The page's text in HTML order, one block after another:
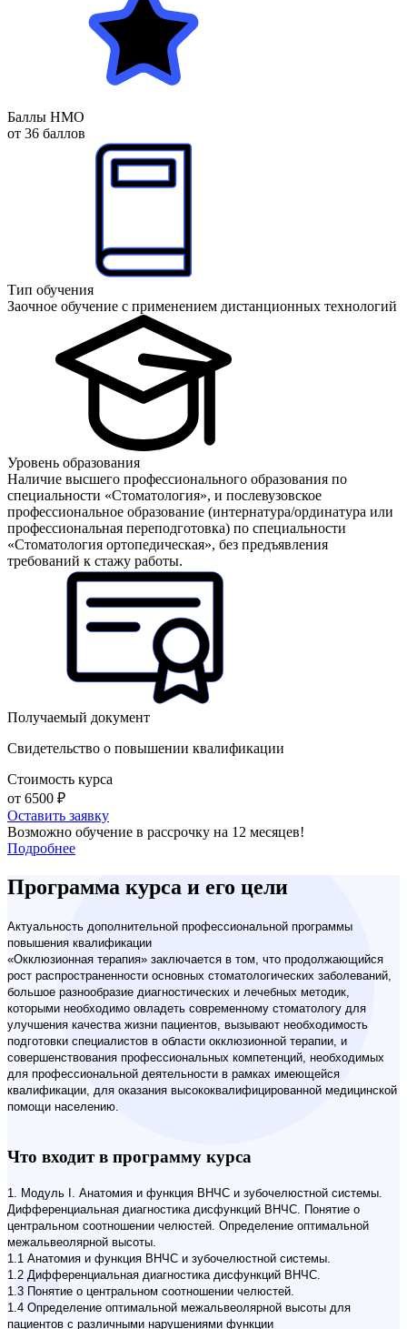
Баллы НМО
от 36 баллов
Тип обучения
Заочное обучение с применением дистанционных технологий
Уровень образования
Наличие высшего профессионального образования по
специальности «Стоматология», и послевузовское
профессиональное образование (интернатура/ординатура или
профессиональная переподготовка) по специальности
«Стоматология ортопедическая», без предъявления
требований к стажу работы.
Получаемый документ
Свидетельство о повышении квалификации
Стоимость курса
от 6500 ₽
Оставить заявку
Возможно обучение в рассрочку на 12 месяцев!
Подробнее
Программа курса и его цели
Актуальность дополнительной профессиональной программы
повышения квалификации
«Окклюзионная терапия» заключается в том, что продолжающийся
рост распространенности основных стоматологических заболеваний,
большое разнообразие диагностических и лечебных методик,
которыми необходимо овладеть современному стоматологу для
улучшения качества жизни пациентов, вызывают необходимость
подготовки специалистов в области окклюзионной терапии, и
совершенствования профессиональных компетенций, необходимых
для профессиональной деятельности в рамках имеющейся
квалификации, для оказания высококвалифицированной медицинской
помощи населению.
Что входит в программу курса
1. Модуль I. Анатомия и функция ВНЧС и зубочелюстной системы.
Дифференциальная диагностика дисфункций ВНЧС. Понятие о
центральном соотношении челюстей. Определение оптимальной
межальвеолярной высоты.
1.1 Анатомия и функция ВНЧС и зубочелюстной системы.
1.2 Дифференциальная диагностика дисфункций ВНЧС.
1.3 Понятие о центральном соотношении челюстей.
1.4 Определение оптимальной межальвеолярной высоты для
пациентов с различными нарушениями функции